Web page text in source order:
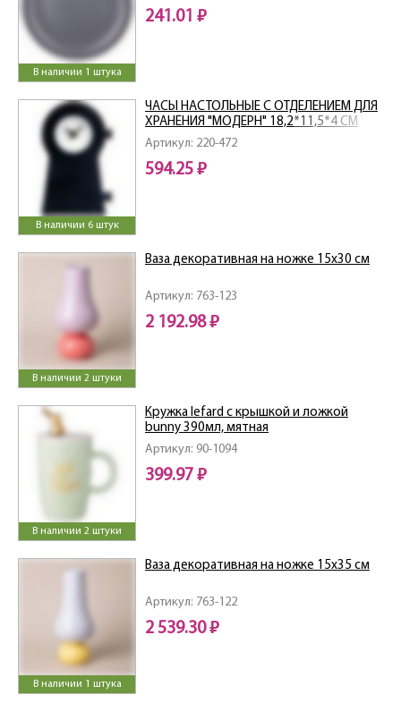
В наличии 1 штука
241.01 ₽
В наличии 6 штук
Артикул: 220-472
ЧАСЫ НАСТОЛЬНЫЕ С ОТДЕЛЕНИЕМ ДЛЯ
ХРАНЕНИЯ "МОДЕРН" 18,2*11,5*4 СМ
594.25 ₽
В наличии 2 штуки
Артикул: 763-123
Ваза декоративная на ножке 15х30 см
2 192.98 ₽
В наличии 2 штуки
Артикул: 90-1094
Кружка lefard с крышкой и ложкой
bunny 390мл, мятная
399.97 ₽
В наличии 1 штука
Артикул: 763-122
Ваза декоративная на ножке 15х35 см
2 539.30 ₽